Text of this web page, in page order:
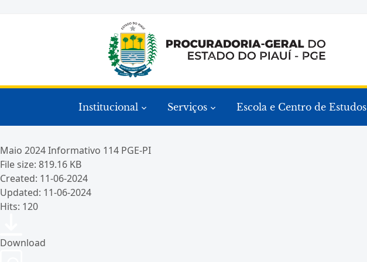
Institucional Serviços Escola e Centro de Estudos
Maio 2024 Informativo 114 PGE-PI
File size: 819.16 KB
Created: 11-06-2024
Updated: 11-06-2024
Hits: 120
Download